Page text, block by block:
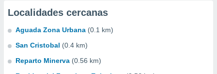
Localidades cercanas
Aguada Zona Urbana (0.1 km)
San Cristobal (0.4 km)
Reparto Minerva (0.56 km)